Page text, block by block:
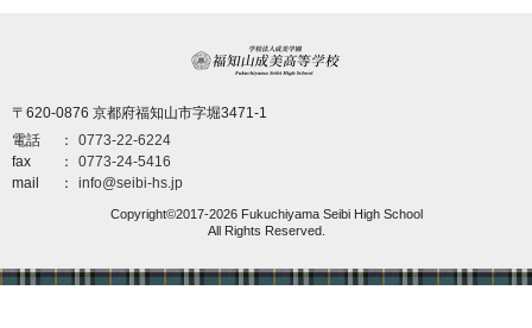
2025年09月(6件)
2025年08月(5件)
2025年07月(3件)
〒620-0876 京都府福知山市字堀3471-1
電話
0773-22-6224
fax
0773-24-5416
mail
info@seibi-hs.jp
Copyright©2017-2026 Fukuchiyama Seibi High School
All Rights Reserved.